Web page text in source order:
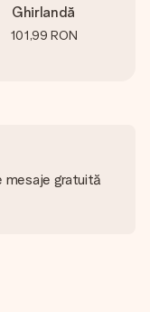
Ghirlandă
101,99 RON
mesaje gratuită